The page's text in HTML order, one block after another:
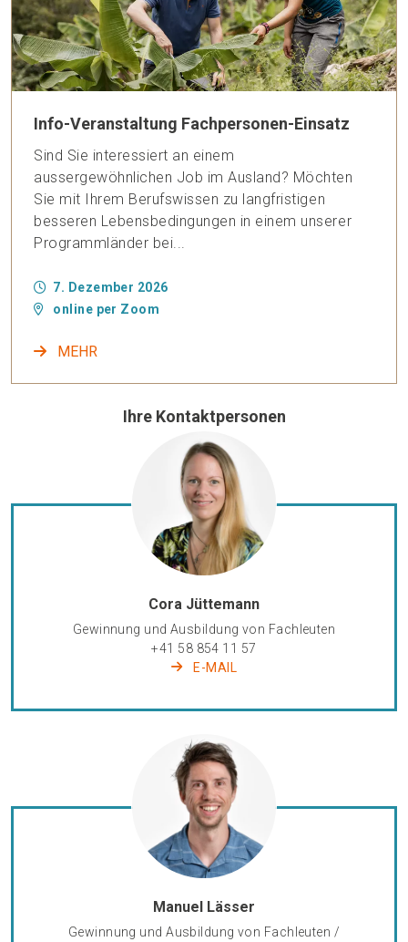
Info-Veranstaltung Fachpersonen-Einsatz
Sind Sie interessiert an einem
aussergewöhnlichen Job im Ausland? Möchten
Sie mit Ihrem Berufswissen zu langfristigen
besseren Lebensbedingungen in einem unserer
Programmländer bei...
7. Dezember 2026
online per Zoom
MEHR
Ihre Kontaktpersonen
Cora Jüttemann
Gewinnung und Ausbildung von Fachleuten
+41 58 854 11 57
E-MAIL
Manuel Lässer
Gewinnung und Ausbildung von Fachleuten /